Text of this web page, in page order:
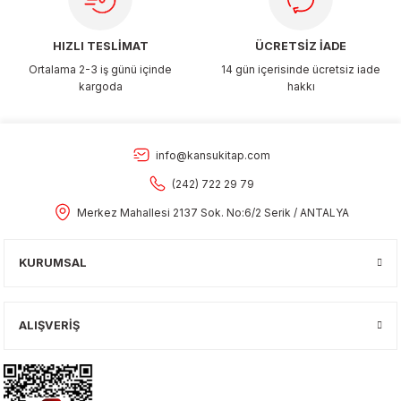
HIZLI TESLİMAT
Ortalama 2-3 iş günü içinde
kargoda
ÜCRETSİZ İADE
14 gün içerisinde ücretsiz iade
hakkı
info@kansukitap.com
(242) 722 29 79
Merkez Mahallesi 2137 Sok. No:6/2 Serik / ANTALYA
KURUMSAL
ALIŞVERİŞ